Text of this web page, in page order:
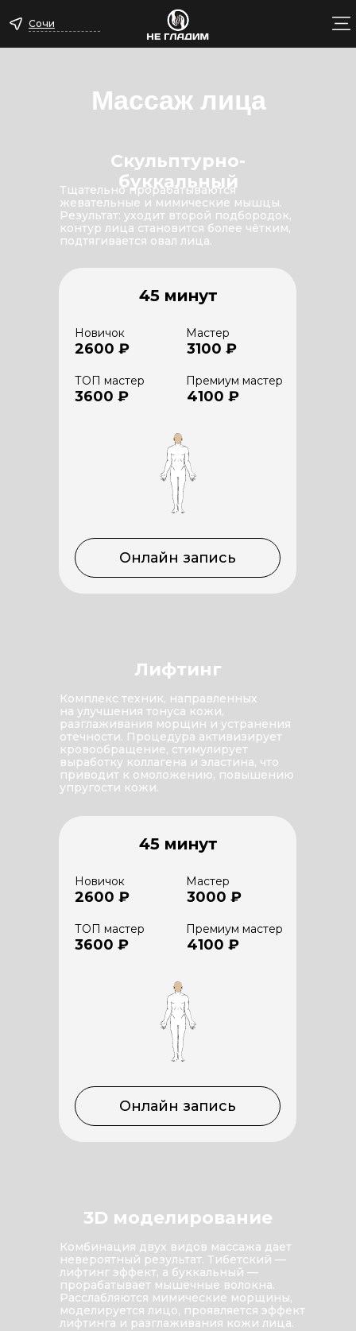
Сочи
Массаж лица
Онлайн запись
Скульптурно-
буккальный
45 минут
3100 ₽
Новичок Мастер
2600 ₽
4100 ₽
ТОП мастер Премиум мастер
3600 ₽
Тщательно прорабатываются
жевательные и мимические мышцы.
Результат: уходит второй подбородок,
контур лица становится более чётким,
подтягивается овал лица.
Онлайн запись
Лифтинг
45 минут
3000 ₽
Новичок Мастер
2600 ₽
4100 ₽
ТОП мастер Премиум мастер
3600 ₽
Комплекс техник, направленных
на улучшения тонуса кожи,
разглаживания морщин и устранения
отечности. Процедура активизирует
кровообращение, стимулирует
выработку коллагена и эластина, что
приводит к омоложению, повышению
упругости кожи.
3D моделирование
Комбинация двух видов массажа дает
невероятный результат. Тибетский —
лифтинг эффект, а буккальный —
прорабатывает мышечные волокна.
Расслабляются мимические морщины,
моделируется лицо, проявляется эффект
лифтинга и разглаживания кожи лица.